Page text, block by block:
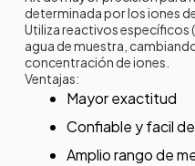
determinada por los iones
Utiliza reactivos específicos
agua de muestra,
concentración de iones.
Ventajas:
Mayor exactitud
Confiable y facil
Amplio rango de